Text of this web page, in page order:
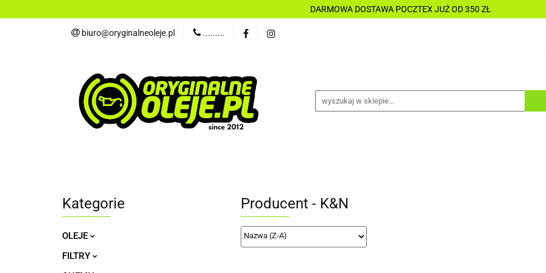
DARMOWA DOSTAWA POCZTEX JUŻ OD 350 ZŁ
biuro@oryginalneoleje.pl .........
OLEJE FILTRY PŁYNY CHEMIA KOSMETYKI DO
OLEJE Z USA ALLE TANIO
Kategorie
OLEJE
FILTRY
Producent - K&N